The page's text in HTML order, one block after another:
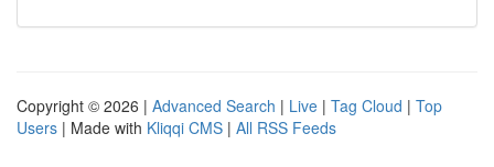
Copyright © 2026 | Advanced Search | Live | Tag Cloud | Top
Users | Made with Kliqqi CMS | All RSS Feeds